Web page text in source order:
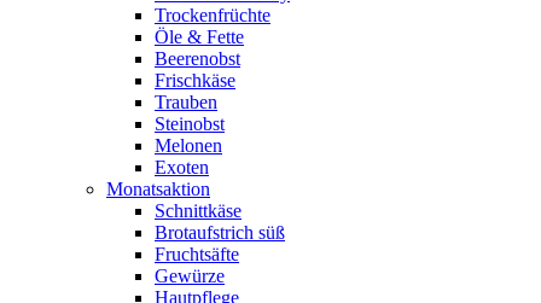
Trockenfrüchte
Öle & Fette
Beerenobst
Frischkäse
Trauben
Steinobst
Melonen
Exoten
Monatsaktion
Schnittkäse
Brotaufstrich süß
Fruchtsäfte
Gewürze
Hautpflege